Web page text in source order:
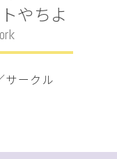
やちよ
サークル